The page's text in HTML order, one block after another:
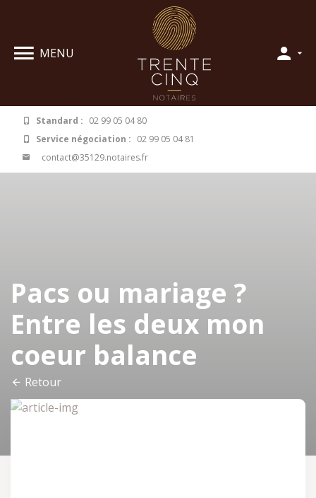
MENU
Standard : 02 99 05 04 80
Service négociation : 02 99 05 04 81
contact@35129.notaires.fr
Pacs ou mariage ?
Entre les deux mon
coeur balance
Retour
Panneau de gestion des cookies